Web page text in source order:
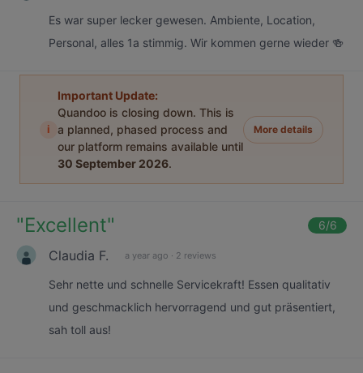
Es war super lecker gewesen. Ambiente, Location,
Personal, alles 1a stimmig. Wir kommen gerne wieder 🍻
i
Important Update:
Quandoo is closing down. This is
a planned, phased process and
our platform remains available until
30 September 2026.
More details
"Excellent" 6/6
Claudia F. a year ago · 2 reviews
Sehr nette und schnelle Servicekraft! Essen qualitativ
und geschmacklich hervorragend und gut präsentiert,
sah toll aus!